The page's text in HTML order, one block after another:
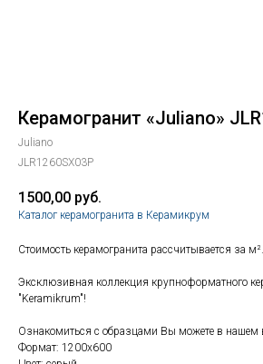
Керамогранит «Juliano»
Juliano
JLR1260SX03P
1500,00 руб.
Каталог керамогранита в Керамикрум
Стоимость керамогранита рассчитывается за м².
Эксклюзивная коллекция крупноформатного
"Keramikrum"!
Ознакомиться с образцами Вы можете в нашем
Формат: 1200х600